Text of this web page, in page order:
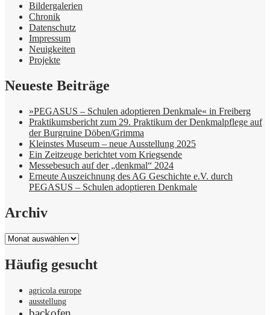
Bildergalerien
Chronik
Datenschutz
Impressum
Neuigkeiten
Projekte
Neueste Beiträge
»PEGASUS – Schulen adoptieren Denkmale« in Freiberg
Praktikumsbericht zum 29. Praktikum der Denkmalpflege auf
der Burgruine Döben/Grimma
Kleinstes Museum – neue Ausstellung 2025
Ein Zeitzeuge berichtet vom Kriegsende
Messebesuch auf der „denkmal“ 2024
Erneute Auszeichnung des AG Geschichte e.V. durch
PEGASUS – Schulen adoptieren Denkmale
Archiv
Archiv
Häufig gesucht
agricola europe
ausstellung